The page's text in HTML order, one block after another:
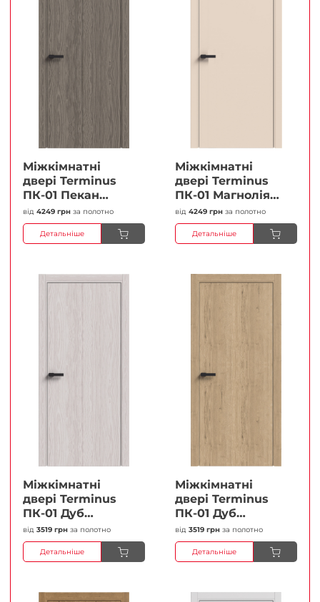
Міжкімнатні
двері Terminus
ПК-01 Пекан
Глухі Плівка
від 4249 грн за полотно
Детальніше
Міжкімнатні
двері Terminus
ПК-01 Магнолія
Глухі Плівка
від 4249 грн за полотно
Детальніше
Міжкімнатні
двері Terminus
ПК-01 Дуб
перлиний Глухі
Плівка
від 3519 грн за полотно
Детальніше
Міжкімнатні
двері Terminus
ПК-01 Дуб
класичний Глухі
Плівка
від 3519 грн за полотно
Детальніше